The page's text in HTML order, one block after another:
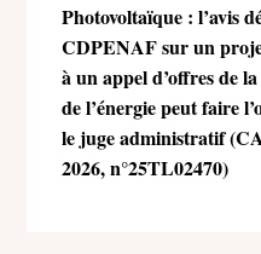
Photovoltaïque : l’avis
CDPENAF sur un
à un appel d’offres de
de l’énergie peut faire
le juge administratif
2026, n°25TL02470)